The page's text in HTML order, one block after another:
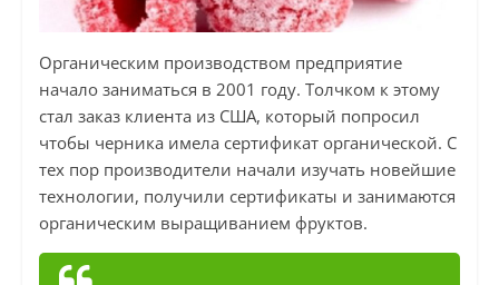
Органическим производством предприятие
начало заниматься в 2001 году. Толчком к этому
стал заказ клиента из США, который попросил
чтобы черника имела сертификат органической. С
тех пор производители начали изучать новейшие
технологии, получили сертификаты и занимаются
органическим выращиванием фруктов.